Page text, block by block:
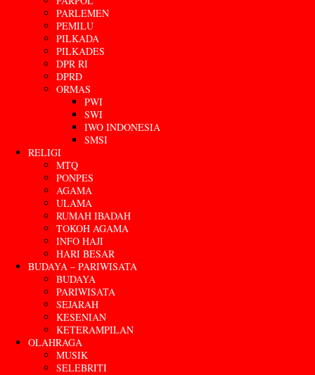
PARLEMEN
PEMILU
PILKADA
PILKADES
DPR RI
DPRD
ORMAS
PWI
SWI
IWO INDONESIA
SMSI
RELIGI
MTQ
PONPES
AGAMA
ULAMA
RUMAH IBADAH
TOKOH AGAMA
INFO HAJI
HARI BESAR
BUDAYA – PARIWISATA
BUDAYA
PARIWISATA
SEJARAH
KESENIAN
KETERAMPILAN
OLAHRAGA
MUSIK
SELEBRITI